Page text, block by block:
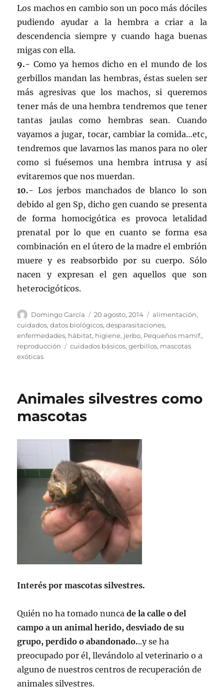
Los machos en cambio son un poco más dóciles
pudiendo ayudar a la hembra a criar a la
descendencia siempre y cuando haga buenas
migas con ella.
9.- Como ya hemos dicho en el mundo de los
gerbillos mandan las hembras, éstas suelen ser
más agresivas que los machos, si queremos
tener más de una hembra tendremos que tener
tantas jaulas como hembras sean. Cuando
vayamos a jugar, tocar, cambiar la comida…etc,
tendremos que lavarnos las manos para no oler
como si fuésemos una hembra intrusa y así
evitaremos que nos muerdan.
10.-Los jerbos manchados de blanco lo son
debido al gen Sp, dicho gen cuando se presenta
de forma homocigótica es provoca letalidad
prenatal por lo que en cuanto se forma esa
combinación en el útero de la madre el embrión
muere y es reabsorbido por su cuerpo. Sólo
nacen y expresan el gen aquellos que son
heterocigóticos.
Autor
Domingo García
Publicado
el
20 agosto, 2014 Categorías
alimentación,
cuidados,datos biológicos,desparasitaciones,
enfermedades, hábitat, higiene, jerbo, Pequeños mamíf.,
reproducción
Etiquetas
cuidados básicos,gerbillos, mascotas
exóticas
Animales silvestres como
mascotas
Interés por mascotas silvestres.
Quién no ha tomado nuncade la calle o del
campo a un animal herido, desviado de su
grupo, perdido o abandonado...y se ha
preocupado por él, llevándolo al veterinario o a
alguno de nuestros centros de recuperación de
animales silvestres.